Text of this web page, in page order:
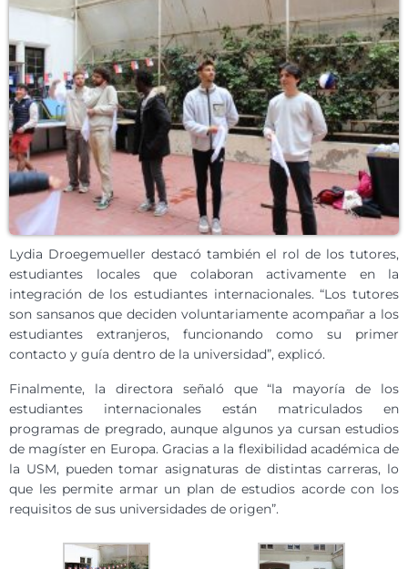
Lydia Droegemueller destacó también el rol de los tutores,
estudiantes locales que colaboran activamente en la
integración de los estudiantes internacionales. “Los tutores
son sansanos que deciden voluntariamente acompañar a los
estudiantes extranjeros, funcionando como su primer
contacto y guía dentro de la universidad”, explicó.
Finalmente, la directora señaló que “la mayoría de los
estudiantes internacionales están matriculados en
programas de pregrado, aunque algunos ya cursan estudios
de magíster en Europa. Gracias a la flexibilidad académica de
la USM, pueden tomar asignaturas de distintas carreras, lo
que les permite armar un plan de estudios acorde con los
requisitos de sus universidades de origen”.